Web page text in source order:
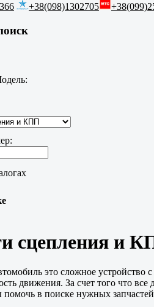
+38(098)1302705
сцепления и
это сложное
движения. За счет того что
помочь в поиске нужных